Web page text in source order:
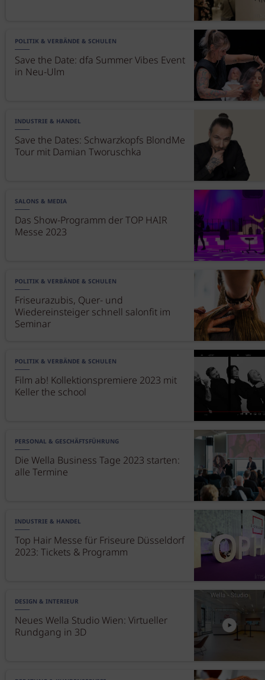
POLITIK & VERBÄNDE & SCHULEN
Save the Date: dfa Summer Vibes Event
in Neu-Ulm
INDUSTRIE & HANDEL
Save the Dates: Schwarzkopfs BlondMe
Tour mit Damian Tworuschka
SALONS & MEDIA
Das Show-Programm der TOP HAIR
Messe 2023
POLITIK & VERBÄNDE & SCHULEN
Friseurazubis, Quer- und
Wiedereinsteiger schnell salonfit im
Seminar
POLITIK & VERBÄNDE & SCHULEN
Film ab! Kollektionspremiere 2023 mit
Keller the school
PERSONAL & GESCHÄFTSFÜHRUNG
Die Wella Business Tage 2023 starten:
alle Termine
INDUSTRIE & HANDEL
Top Hair Messe für Friseure Düsseldorf
2023: Tickets & Programm
DESIGN & INTERIEUR
Neues Wella Studio Wien: Virtueller
Rundgang in 3D